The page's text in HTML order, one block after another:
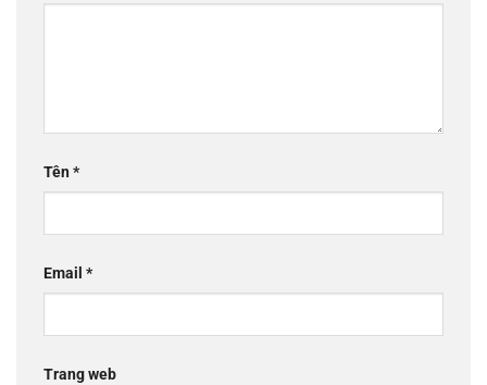
Tên*
Email *
Trang web